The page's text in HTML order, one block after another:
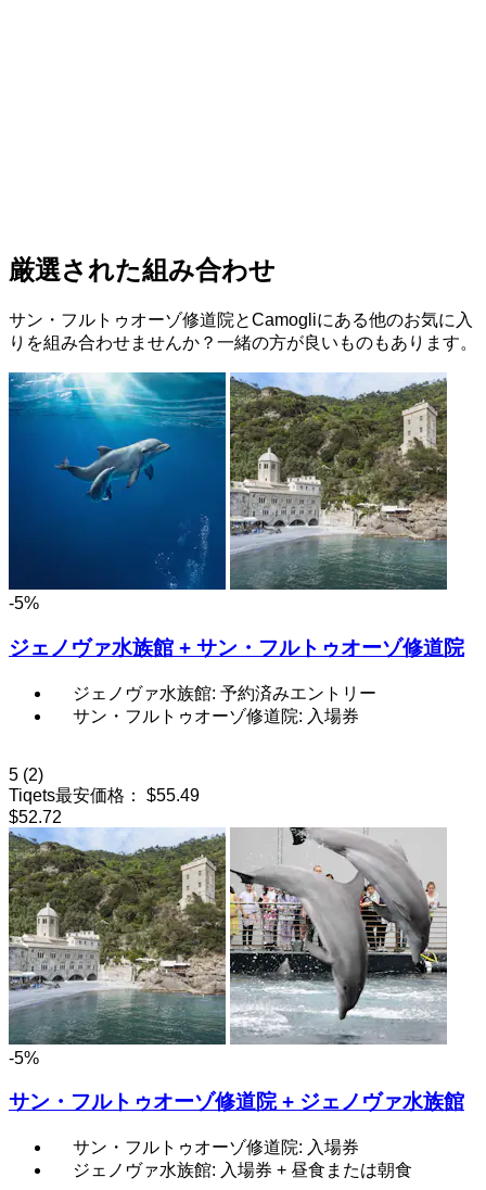
厳選された組み合わせ
サン・フルトゥオーゾ修道院とCamogliにある他のお気に入
りを組み合わせませんか？一緒の方が良いものもあります。
-5%
ジェノヴァ水族館 + サン・フルトゥオーゾ修道院
ジェノヴァ水族館: 予約済みエントリー
サン・フルトゥオーゾ修道院: 入場券
5 (2)
Tiqets最安価格：
$55.49
$52.72
-5%
サン・フルトゥオーゾ修道院 + ジェノヴァ水族館
サン・フルトゥオーゾ修道院: 入場券
ジェノヴァ水族館: 入場券 + 昼食または朝食